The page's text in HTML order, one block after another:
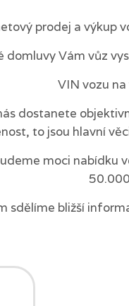
prodej a výkup
domluvy Vám vůz
VIN vozu
dostanete
to jsou hlavní
moci
sdělíme bližší